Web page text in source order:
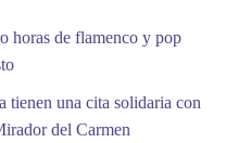
horas de flamenco y pop
tienen una cita solidaria con
del Carmen